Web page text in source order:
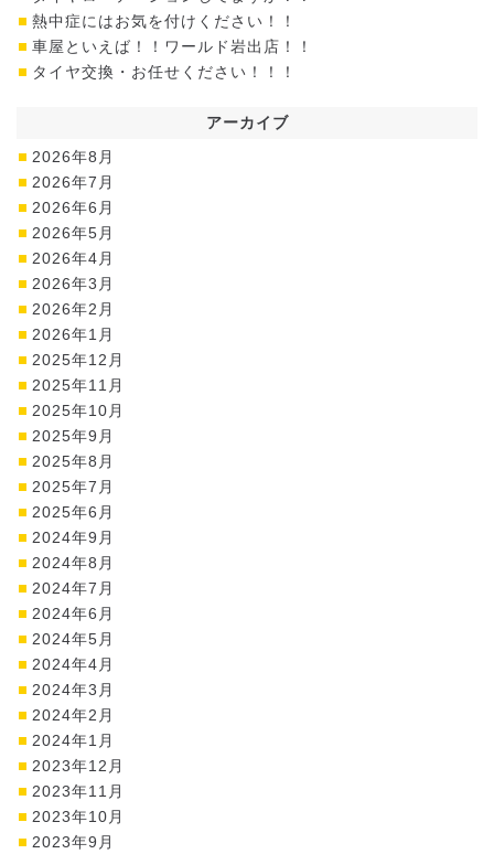
熱中症にはお気を付けください！！
車屋といえば！！ワールド岩出店！！
タイヤ交換・お任せください！！！
アーカイブ
2026年8月
2026年7月
2026年6月
2026年5月
2026年4月
2026年3月
2026年2月
2026年1月
2025年12月
2025年11月
2025年10月
2025年9月
2025年8月
2025年7月
2025年6月
2024年9月
2024年8月
2024年7月
2024年6月
2024年5月
2024年4月
2024年3月
2024年2月
2024年1月
2023年12月
2023年11月
2023年10月
2023年9月